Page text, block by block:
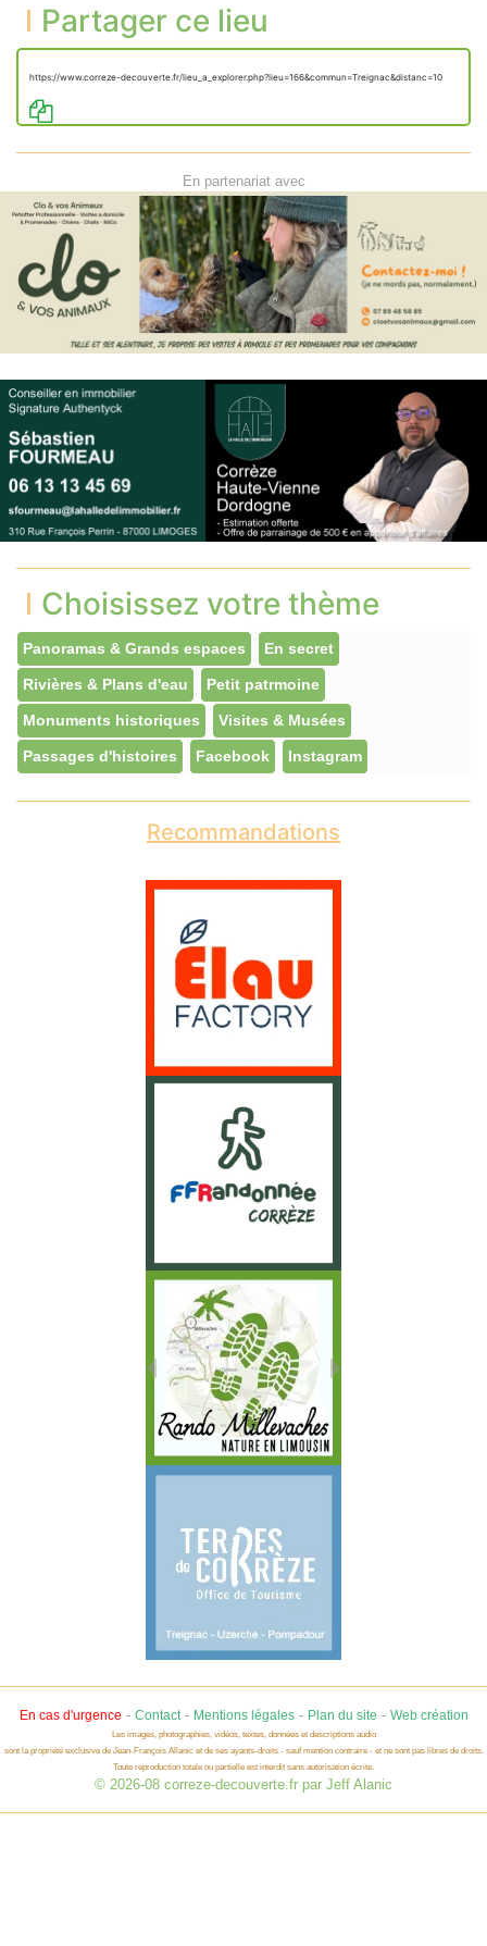
Partager ce lieu
https://www.correze-decouverte.fr/lieu_a_explorer.php?lieu=166&commun=Treignac&distanc=10
En partenariat avec
Choisissez votre thème
Panoramas & Grands espaces En secret
Rivières & Plans d'eau Petit patrmoine
Monuments historiques Visites & Musées
Passages d'histoires Facebook Instagram
Recommandations
En cas d'urgence - Contact- Mentions légales- Plan du site - Web création
Les images, photographies, vidéos, textes, données et descriptions audio
sont la propriété exclusive de Jean-François Allanic et de ses ayants-droits - sauf mention contraire - et ne sont pas libres de droits.
Toute reproduction totale ou partielle est interdit sans autorisation écrite.
© 2026-08 correze-decouverte.fr par Jeff Alanic